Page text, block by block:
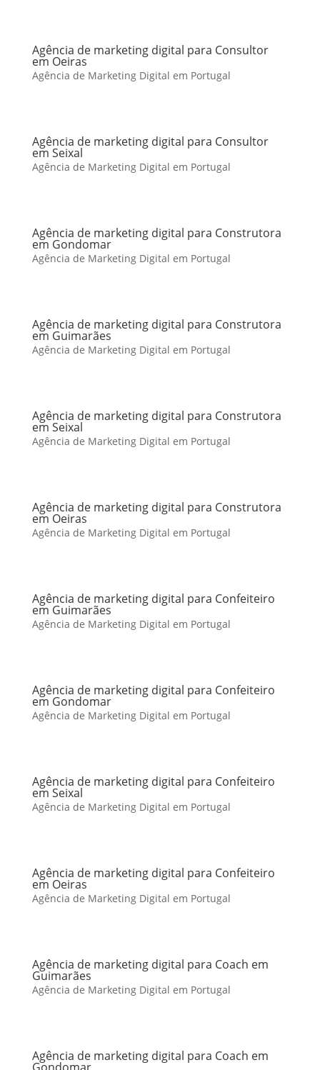
Agência de marketing digital para Consultor
em Oeiras
Agência de Marketing Digital em Portugal
Agência de marketing digital para Consultor
em Seixal
Agência de Marketing Digital em Portugal
Agência de marketing digital para Construtora
em Gondomar
Agência de Marketing Digital em Portugal
Agência de marketing digital para Construtora
em Guimarães
Agência de Marketing Digital em Portugal
Agência de marketing digital para Construtora
em Seixal
Agência de Marketing Digital em Portugal
Agência de marketing digital para Construtora
em Oeiras
Agência de Marketing Digital em Portugal
Agência de marketing digital para Confeiteiro
em Guimarães
Agência de Marketing Digital em Portugal
Agência de marketing digital para Confeiteiro
em Gondomar
Agência de Marketing Digital em Portugal
Agência de marketing digital para Confeiteiro
em Seixal
Agência de Marketing Digital em Portugal
Agência de marketing digital para Confeiteiro
em Oeiras
Agência de Marketing Digital em Portugal
Agência de marketing digital para Coach em
Guimarães
Agência de Marketing Digital em Portugal
Agência de marketing digital para Coach em